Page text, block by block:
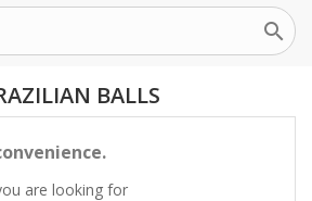

BALLS
are looking for